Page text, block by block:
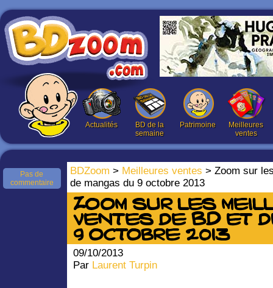
Actualités
BD de la
semaine
Patrimoine
Meilleures
ventes
BDZoom > Meilleures ventes > Zoom sur
de mangas du 9 octobre 2013
Pas de
commentaire
Zoom sur les
ventes de BD et
9 octobre 2013
09/10/2013
Par Laurent Turpin